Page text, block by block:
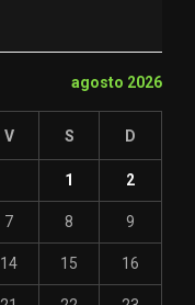
agosto 2026
V S D
1 2
7 8 9
14 15 16